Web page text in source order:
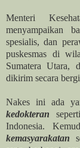
Menteri
menyampaikan
spesialis, dan
puskesmas di
Sumatera Utara,
dikirim secara
Nakes ini ada
kedokteran
Indonesia.
kemasyarakatan